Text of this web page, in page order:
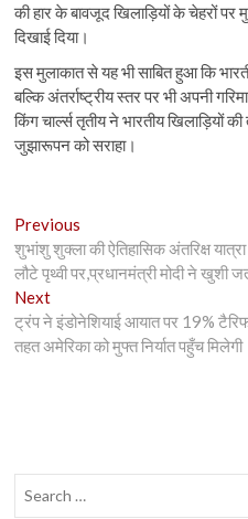
की हार के बावजूद खिलाड़ियों के चेहरों
दिखाई दिया।
इस मुलाकात से यह भी साबित हुआ कि
बल्कि अंतर्राष्ट्रीय स्तर पर भी अपनी
किंग चार्ल्स तृतीय ने भारतीय
जुझारूपन को सराहा।
Post
navigation
Previous
post:
शुभांशु शुक्ला की ऐतिहासिक अंतरिक्ष
लौटे पृथ्वी पर,प्रधानमंत्री मोदी ने खुशी
NextNext
post:
ट्रंप ने इंडोनेशियाई आयात पर 19%
तहत अमेरिका को मुफ्त निर्यात पहुँच मिलेगी